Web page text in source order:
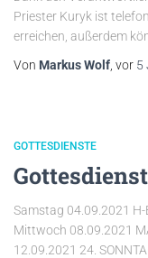
Priester Kuryk ist
erreichen, außerdem
Von Markus Wolf , vor 5
GOTTESDIENSTE
Samstag 04.09.2021
Mittwoch 08.09.2021
12.09.2021 24.